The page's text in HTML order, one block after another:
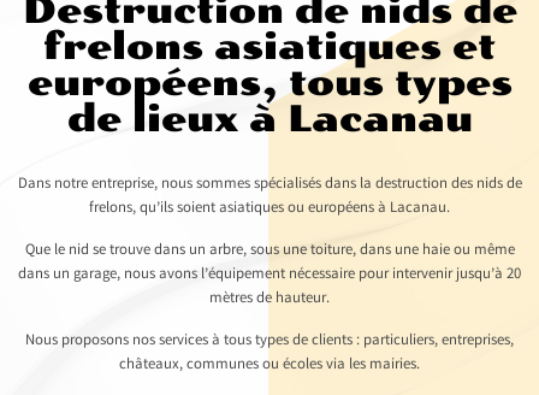
Destruction de nids de
frelons asiatiques et
européens, tous types
de lieux à Lacanau
Dans notre entreprise, nous sommes spécialisés dans la destruction des nids de
frelons, qu’ils soient asiatiques ou européens à Lacanau.
Que le nid se trouve dans un arbre, sous une toiture, dans une haie ou même
dans un garage, nous avons l’équipement nécessaire pour intervenir jusqu’à 20
mètres de hauteur.
Nous proposons nos services à tous types de clients : particuliers, entreprises,
châteaux, communes ou écoles via les mairies.